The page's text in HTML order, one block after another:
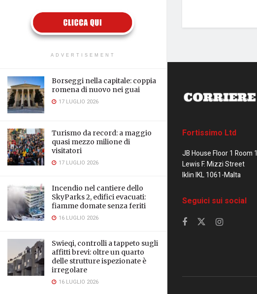
ADVERTISEMENT
Borseggi nella capitale: coppia
romena di nuovo nei guai
17 LUGLIO 2026
Turismo da record: a maggio
quasi mezzo milione di
visitatori
17 LUGLIO 2026
Incendio nel cantiere dello
SkyParks 2, edifici evacuati:
fiamme domate senza feriti
16 LUGLIO 2026
Swieqi, controlli a tappeto sugli
affitti brevi: oltre un quarto
delle strutture ispezionate è
irregolare
16 LUGLIO 2026
Fortissimo Ltd
JB House Floor 1 Room 1
Lewis F. Mizzi Street
Iklin IKL 1061-Malta
Seguici sui social